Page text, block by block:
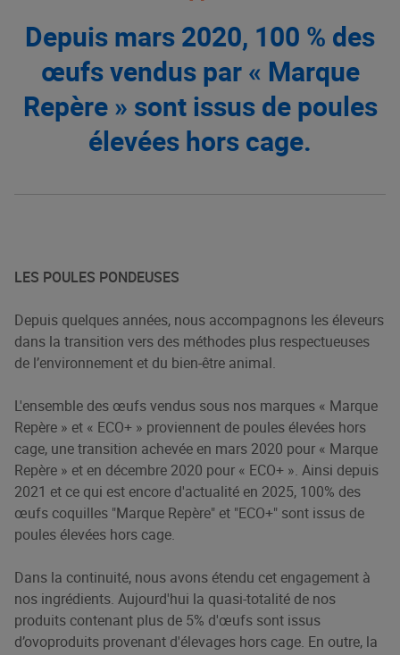
Depuis mars 2020, 100 % des
œufs vendus par « Marque
Repère » sont issus de poules
élevées hors cage.
LES POULES PONDEUSES
Depuis quelques années, nous accompagnons les éleveurs
dans la transition vers des méthodes plus respectueuses
de l’environnement et du bien-être animal.
L'ensemble des œufs vendus sous nos marques « Marque
Repère » et « ECO+ » proviennent de poules élevées hors
cage, une transition achevée en mars 2020 pour « Marque
Repère » et en décembre 2020 pour « ECO+ ». Ainsi depuis
2021 et ce qui est encore d'actualité en 2025, 100% des
œufs coquilles "Marque Repère" et "ECO+" sont issus de
poules élevées hors cage.
Dans la continuité, nous avons étendu cet engagement à
nos ingrédients. Aujourd'hui la quasi-totalité de nos
produits contenant plus de 5% d'œufs sont issus
d’ovoproduits provenant d'élevages hors cage. En outre, la